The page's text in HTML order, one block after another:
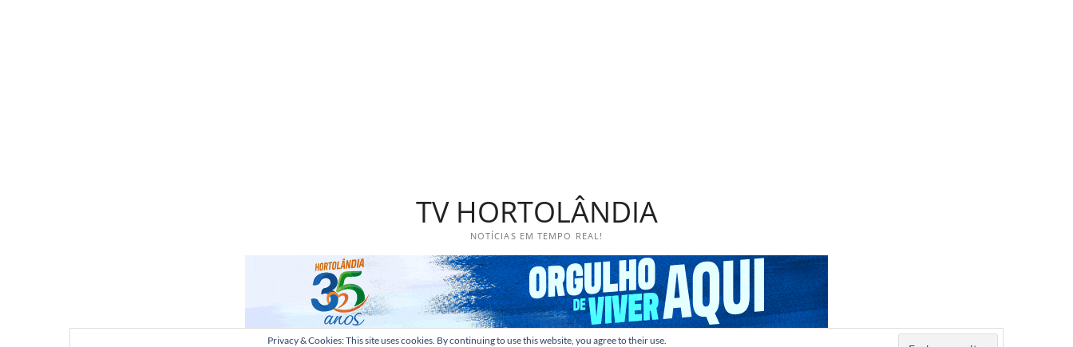
TV HORTOLÂNDIA
NOTÍCIAS EM TEMPO REAL!
Privacy & Cookies: This site uses cookies. By continuing to use this website, you agree to their use.